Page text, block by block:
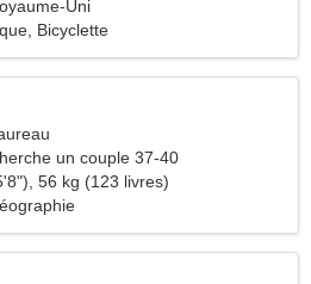
Uni
Bicyclette
un couple 37-40
56 kg (123 livres)